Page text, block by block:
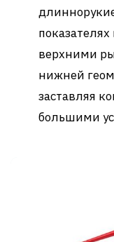
верхними
нижней
заставляя
большими